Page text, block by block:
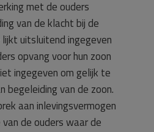
met de ouders
van de klacht bij de
uitsluitend ingegeven
opvang voor hun zoon
ingegeven om gelijk te
begeleiding van de zoon.
aan inlevingsvermogen
de ouders waar de